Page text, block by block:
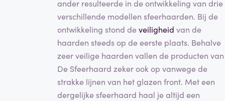
ander resulteerde in de ontwikkeling van drie
verschillende modellen sfeerhaarden. Bij de
ontwikkeling stond deveiligheid van de
haarden steeds op de eerste plaats. Behalve
zeer veilige haarden vallen de producten van
De Sfeerhaard zeker ook op vanwege de
strakke lijnen van het glazen front. Met een
dergelijke sfeerhaard haal je altijd een